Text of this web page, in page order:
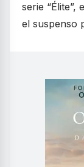
serie
el suspenso